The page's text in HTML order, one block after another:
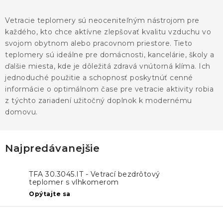
Vetracie teplomery sú neoceniteľným nástrojom pre
každého, kto chce aktívne zlepšovať kvalitu vzduchu vo
svojom obytnom alebo pracovnom priestore. Tieto
teplomery sú ideálne pre domácnosti, kancelárie, školy a
ďalšie miesta, kde je dôležitá zdravá vnútorná klíma. Ich
jednoduché použitie a schopnosť poskytnúť cenné
informácie o optimálnom čase pre vetracie aktivity robia
z týchto zariadení užitočný doplnok k modernému
domovu.
Najpredávanejšie
TFA 30.3045.IT - Vetrací bezdrôtový
teplomer s vlhkomerom
Opýtajte sa